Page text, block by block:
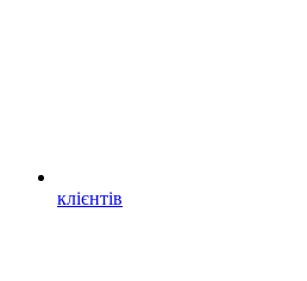
клієнтів